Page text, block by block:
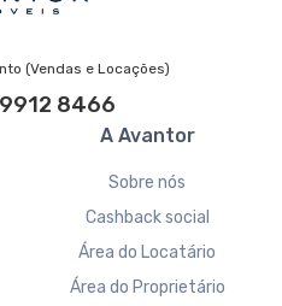
(Vendas e Locações)
8466
A Avantor
Sobre nós
Cashback social
Área do Locatário
Área do Proprietário